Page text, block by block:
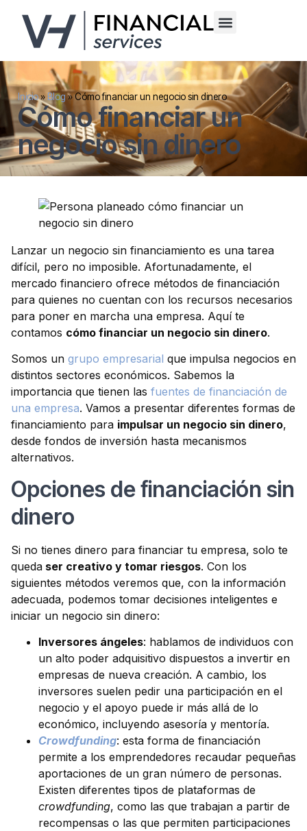
Inicio» Blog»Cómo financiar un negocio sin dinero
Cómo financiar un
negocio sin dinero
Lanzar un negocio sin financiamiento es una tarea
difícil, pero no imposible. Afortunadamente, el
mercado financiero ofrece métodos de financiación
para quienes no cuentan con los recursos necesarios
para poner en marcha una empresa. Aquí te
contamos cómo financiar un negocio sin dinero.
Somos un grupo empresarial que impulsa negocios en
distintos sectores económicos. Sabemos la
importancia que tienen las fuentes de financiación de
una empresa. Vamos a presentar diferentes formas de
financiamiento para impulsar un negocio sin dinero,
desde fondos de inversión hasta mecanismos
alternativos.
Opciones de financiación sin
dinero
Si no tienes dinero para financiar tu empresa, solo te
queda ser creativo y tomar riesgos. Con los
siguientes métodos veremos que, con la información
adecuada, podemos tomar decisiones inteligentes e
iniciar un negocio sin dinero:
Inversores ángeles: hablamos de individuos con
un alto poder adquisitivo dispuestos a invertir en
empresas de nueva creación. A cambio, los
inversores suelen pedir una participación en el
negocio y el apoyo puede ir más allá de lo
económico, incluyendo asesoría y mentoría.
Crowdfunding: esta forma de financiación
permite a los emprendedores recaudar pequeñas
aportaciones de un gran número de personas.
Existen diferentes tipos de plataformas de
crowdfunding, como las que trabajan a partir de
recompensas o las que permiten participaciones